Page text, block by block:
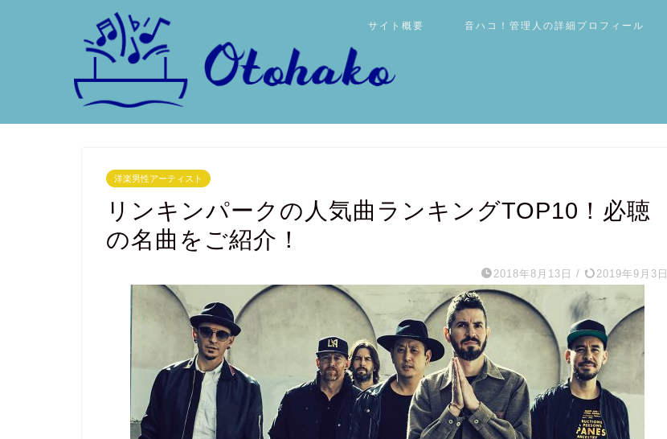
サイト概要 音ハコ！管理人の詳細プロフィール
洋楽男性アーティスト
リンキンパークの人気曲ランキングTOP10！必聴
の名曲をご紹介！
2018年8月13日 / 2019年9月3日